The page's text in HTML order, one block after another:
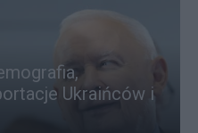
Ukraińców i